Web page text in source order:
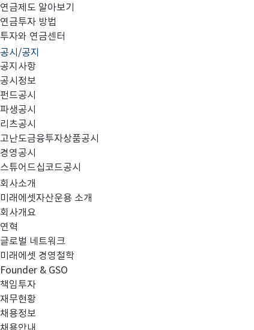
연금제도 알아보기
연금투자 방법
투자와 연금센터
공시/공지
공지사항
공시정보
펀드공시
파생공시
리츠공시
고난도금융투자상품공시
경영공시
스튜어드십코드공시
회사소개
미래에셋자산운용 소개
회사개요
연혁
글로벌 네트워크
미래에셋 경영철학
Founder & GSO
책임투자
재무현황
채용정보
이전글
다음글